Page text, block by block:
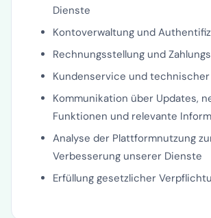
Dienste
Kontoverwaltung und
Rechnungsstellung und
Kundenservice und
Kommunikation über Updates,
Funktionen und relevante
Analyse der Plattformnutzung
Verbesserung unserer Dienste
Erfüllung gesetzlicher